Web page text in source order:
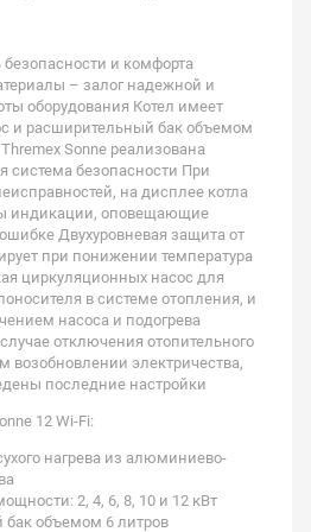
и комфорта
– залог надежной и
оборудования Котел имеет
и расширительный бак объемом
Sonne реализована
система безопасности При
на дисплее котла
индикации, оповещающие
Двухуровневая защита от
при понижении температура
циркуляционных насос для
в системе отопления, и
насоса и подогрева
отключения отопительного
возобновлении электричества,
последние настройки
12 Wi-Fi:
нагрева из алюминиево-
2, 4, 6, 8, 10 и 12 кВт
объемом 6 литров